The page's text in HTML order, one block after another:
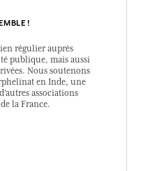
!
régulier auprès
publique, mais aussi
Nous soutenons
en Inde, une
associations
la France.